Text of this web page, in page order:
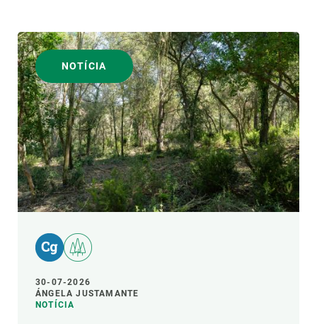
NOTÍCIA
30-07-2026
ÁNGELA JUSTAMANTE
NOTÍCIA